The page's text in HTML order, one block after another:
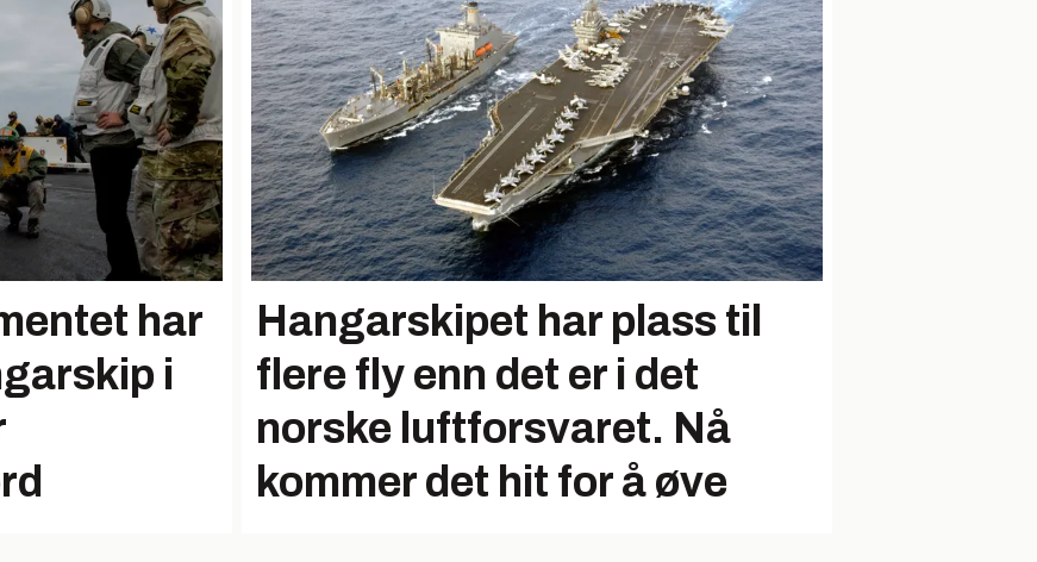
har
i
Hangarskipet har plass til
flere fly enn det er i det
norske luftforsvaret. Nå
kommer det hit for å øve